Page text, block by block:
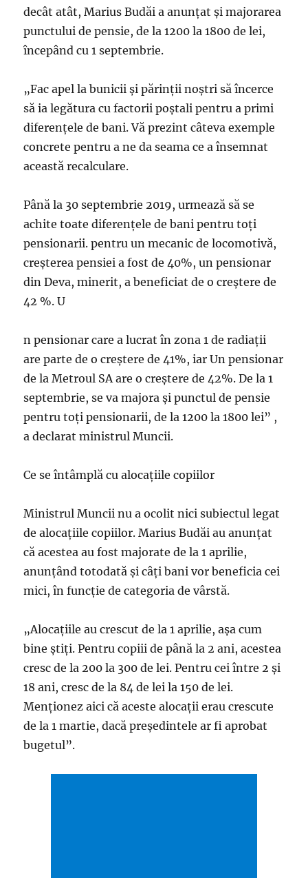
decât atât, Marius Budăi a anunțat și majorarea
punctului de pensie, de la 1200 la 1800 de lei,
începând cu 1 septembrie.
„Fac apel la bunicii și părinții noștri să încerce
să ia legătura cu factorii poștali pentru a primi
diferențele de bani. Vă prezint câteva exemple
concrete pentru a ne da seama ce a însemnat
această recalculare.
Până la 30 septembrie 2019, urmează să se
achite toate diferențele de bani pentru toți
pensionarii. pentru un mecanic de locomotivă,
creșterea pensiei a fost de 40%, un pensionar
din Deva, minerit, a beneficiat de o creștere de
42 %. U
n pensionar care a lucrat în zona 1 de radiații
are parte de o creștere de 41%, iar Un pensionar
de la Metroul SA are o creștere de 42%. De la 1
septembrie, se va majora și punctul de pensie
pentru toți pensionarii, de la 1200 la 1800 lei” ,
a declarat ministrul Muncii.
Ce se întâmplă cu alocațiile copiilor
Ministrul Muncii nu a ocolit nici subiectul legat
de alocațiile copiilor. Marius Budăi au anunțat
că acestea au fost majorate de la 1 aprilie,
anunțând totodată și câți bani vor beneficia cei
mici, în funcție de categoria de vârstă.
„Alocațiile au crescut de la 1 aprilie, așa cum
bine știți. Pentru copiii de până la 2 ani, acestea
cresc de la 200 la 300 de lei. Pentru cei între 2 și
18 ani, cresc de la 84 de lei la 150 de lei.
Menționez aici că aceste alocații erau crescute
de la 1 martie, dacă președintele ar fi aprobat
bugetul”.